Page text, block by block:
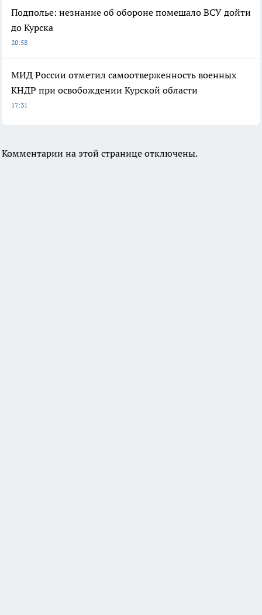
Подполье: незнание об обороне помешало ВСУ дойти
до Курска
20:58
МИД России отметил самоотверженность военных
КНДР при освобождении Курской области
17:31
Комментарии на этой странице отключены.